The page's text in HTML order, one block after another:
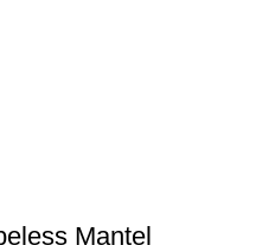
Mantel